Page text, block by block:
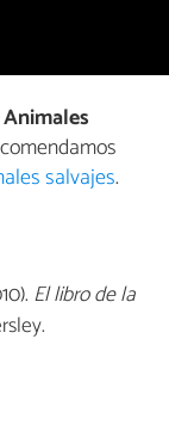
Animales
salvajes.
El libro de la